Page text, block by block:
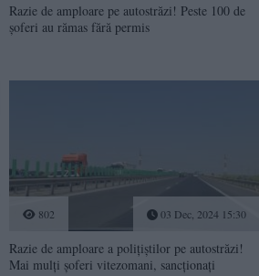
Razie de amploare pe autostrăzi! Peste 100 de
șoferi au rămas fără permis
802 03 Dec, 2024 15:30
Razie de amploare a polițiștilor pe autostrăzi!
Mai mulți șoferi vitezomani, sancționați